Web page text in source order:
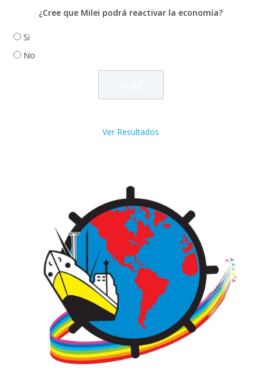
¿Cree que Milei podrá reactivar la economía?
Si
No
Ver Resultados